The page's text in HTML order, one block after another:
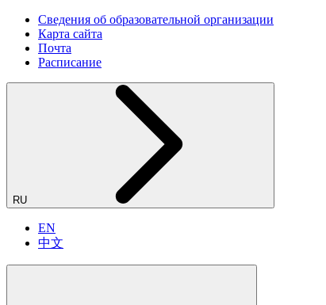
Сведения об образовательной организации
Карта сайта
Почта
Расписание
RU
EN
中文